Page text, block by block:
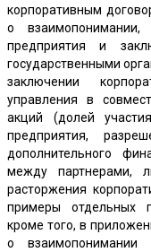
корпоративным
о взаимопонимании,
предприятия и
государственными
заключении
управления в
акций (долей
предприятия,
дополнительного
между партнерами,
расторжения
примеры отдельных
кроме того, в
о взаимопонимании